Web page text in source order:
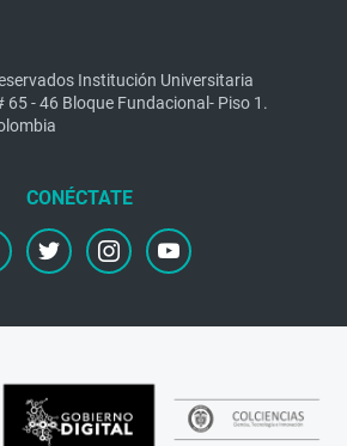
Institución Universitaria
65 - 46 Bloque Fundacional- Piso 1.
twitter instagramyoutube